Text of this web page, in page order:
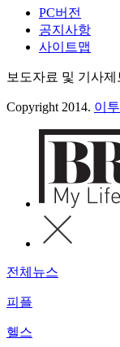
PC버전
공지사항
사이트맵
보도자료 및 기사제
Copyright 2014. 이
전체뉴스
피플
헬스